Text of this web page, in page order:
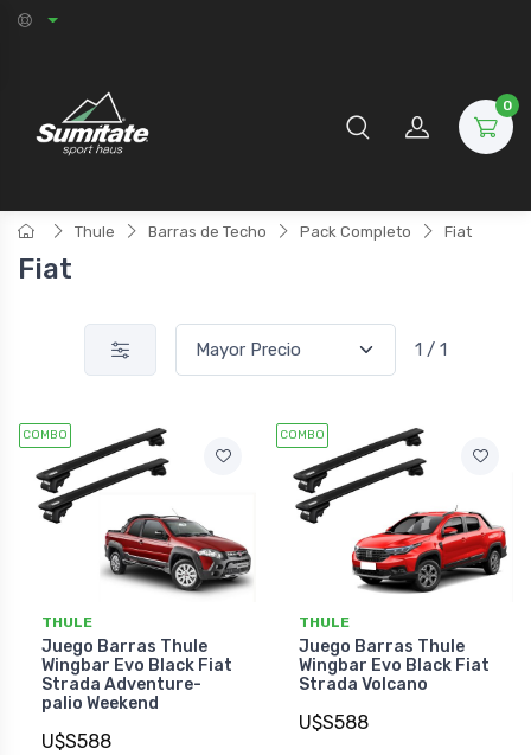
0
Thule Barras de Techo Pack Completo Fiat
Fiat
1 / 1
COMBO
THULE
Juego Barras Thule
Wingbar Evo Black Fiat
Strada Adventure-
palio Weekend
U$S588
COMBO
THULE
Juego Barras Thule
Wingbar Evo Black Fiat
Strada Volcano
U$S588